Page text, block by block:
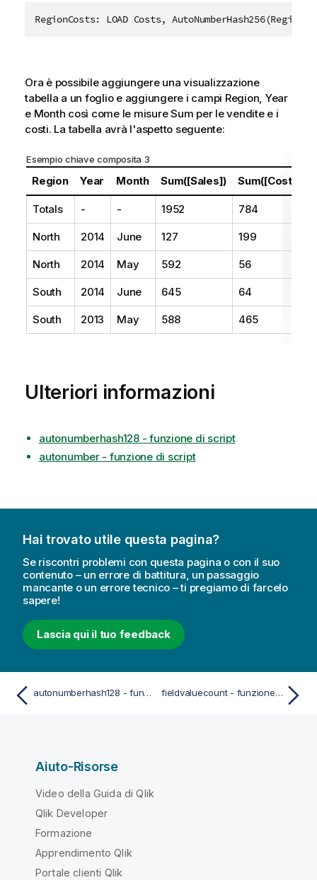
Ora è possibile aggiungere una visualizzazione
tabella a un foglio e aggiungere i campi Region Year
e Month così come le misure Sum per le vendite e i
costi. La tabella avrà l'aspetto seguente:
Esempio chiave composita 3
Region Year Month Sum([Sales]) Sum([Costs])
Totals - - 1952 784
North 2014 June 127 199
North 2014 May 592 56
South 2014 June 645 64
South 2013 May 588 465
Ulteriori informazioni
autonumberhash128 - funzione di script
autonumber - funzione di script
Hai trovato utile questa pagina?
Se riscontri problemi con questa pagina o con il suo
contenuto – un errore di battitura, un passaggio
mancante o un errore tecnico – ti pregiamo di farcelo
sapere!
Lascia qui il tuo feedback
autonumberhash128 - funzione di script fieldvaluecount - funzione di script
Aiuto-Risorse
Video della Guida di Qlik
Qlik Developer
Formazione
Apprendimento Qlik
Portale clienti Qlik